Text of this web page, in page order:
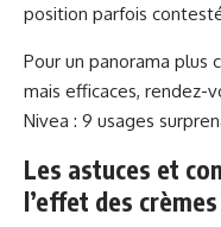
position parfois
Pour un panorama plus
mais efficaces, rendez-
Nivea : 9 usages
Les astuces et
l’effet des